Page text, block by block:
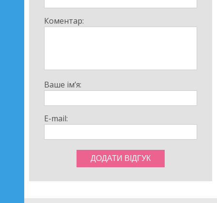
Коментар:
Ваше ім’я:
E-mail: